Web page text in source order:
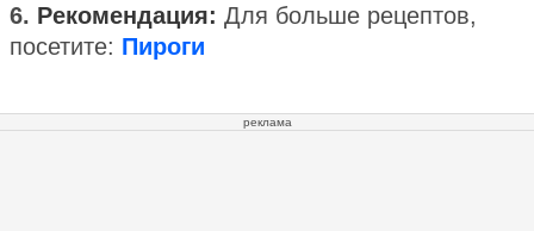
6. Рекомендация: Для больше рецептов,
посетите: Пироги
реклама